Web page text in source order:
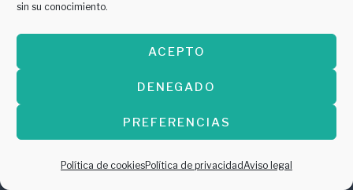
sin su conocimiento.
ACEPTO
DENEGADO
PREFERENCIAS
Política de cookiesPolítica de privacidadAviso legal
ARAGÓN EN LA RED 2022
Diseñado por
online en Zaragoza